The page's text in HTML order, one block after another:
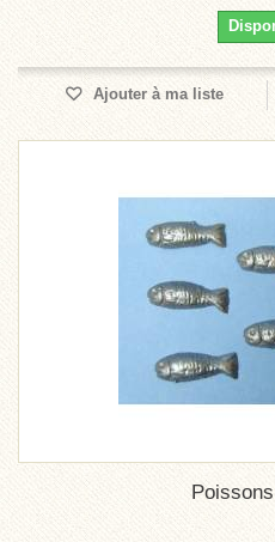
Ajouter à ma liste